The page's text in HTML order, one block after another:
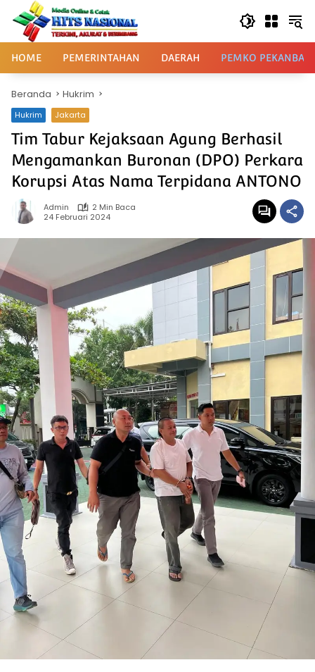
Langsung
konten
HOME PEMERINTAHAN DAERAH PEMKO
Beranda Hukrim
Hukrim Jakarta
Tim Tabur Kejaksaan Agung Berhasil
Mengamankan Buronan (DPO) Perkara
Korupsi Atas Nama Terpidana ANTONO
Admin
2 Min Baca
24 Februari 2024